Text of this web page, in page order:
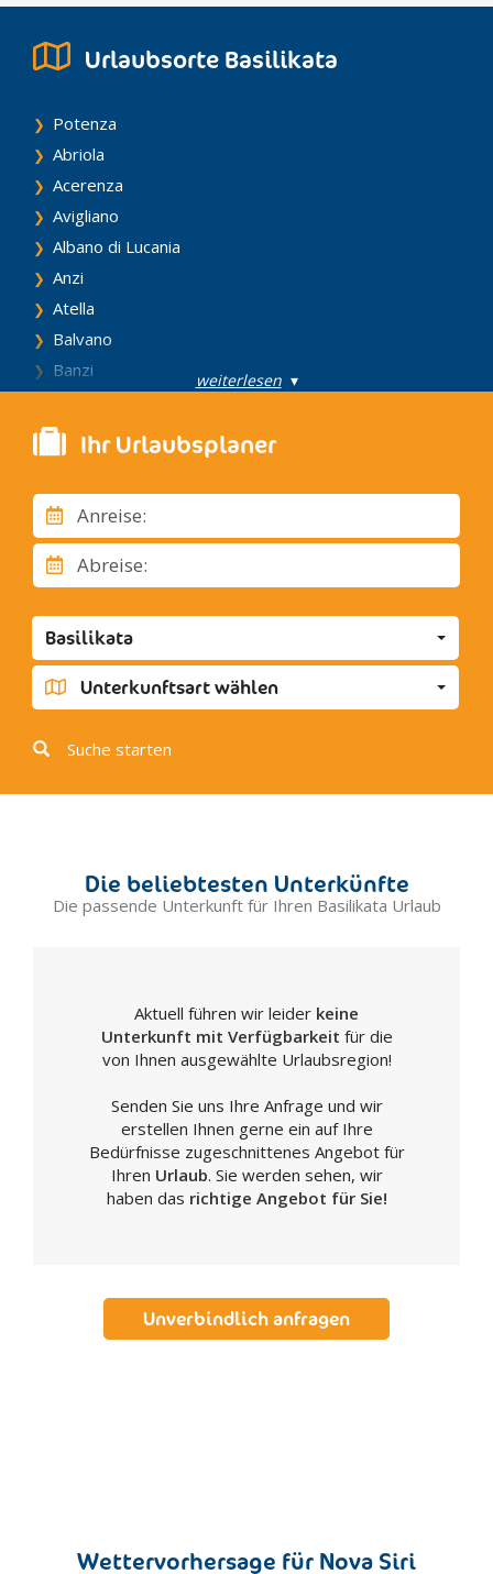
Urlaubsorte Basilikata
Potenza
Abriola
Acerenza
Avigliano
Albano di Lucania
Anzi
Atella
Balvano
Banzi
Barile
Bella
Brienza
Brindisi di Montagna
Calvello
Campomaggiore
Cancellara
Carbone
Castelgrande
Castelluccio Inferiore
Castelluccio Superiore
Castelsaraceno
Chiaromonte
Forenza
Gallicchio
Genzano di Lucania
Ginestra
Grumento Nova
Latronico
weiterlesen▾
Ihr Urlaubsplaner
Anreise:
Abreise:
Basilikata
Unterkunftsart wählen
Suche starten
Die beliebtesten Unterkünfte
Die passende Unterkunft für Ihren Basilikata Urlaub
Aktuell führen wir leider keine
Unterkunft mit Verfügbarkeit für die
von Ihnen ausgewählte Urlaubsregion!
Senden Sie uns Ihre Anfrage und wir
erstellen Ihnen gerne ein auf Ihre
Bedürfnisse zugeschnittenes Angebot für
Ihren Urlaub. Sie werden sehen, wir
haben das richtige Angebot für Sie!
Unverbindlich anfragen
Wettervorhersage für Nova Siri